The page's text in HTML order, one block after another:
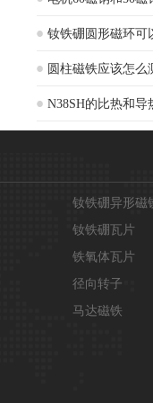
钕铁硼圆形磁环可
圆柱磁铁应该怎么
N38SH的比热和导
钕铁硼异形磁
钕铁硼瓦片
铁氧体瓦片
径向转子
马达磁铁